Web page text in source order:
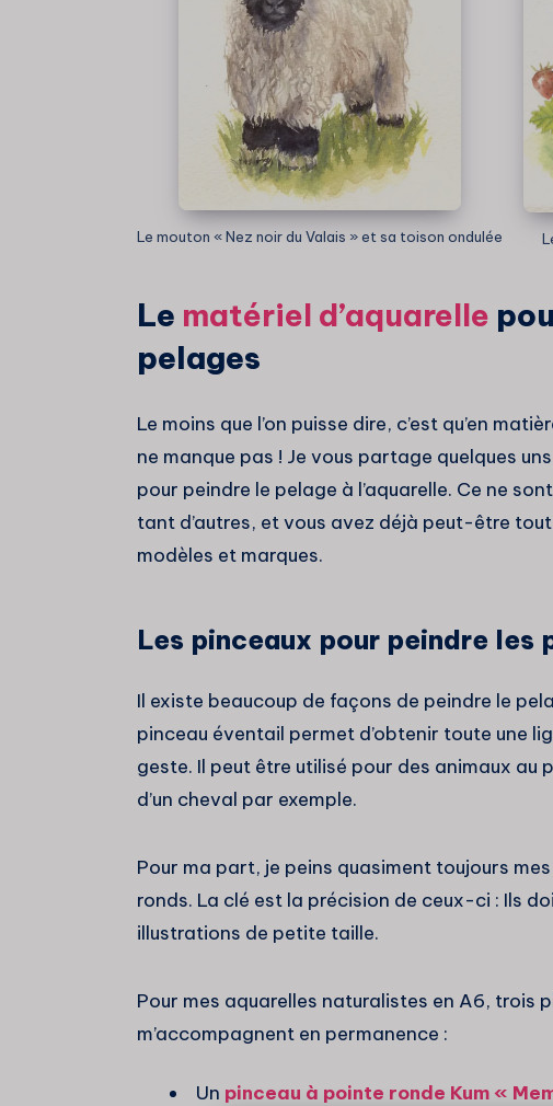
Le mouton « Nez noir du Valais » et sa toison ondulée
Le matériel d’aquarelle
pelages
Le moins que l’on puisse dire, c’est qu’en
ne manque pas ! Je vous partage quelques
pour peindre le pelage à l’aquarelle. Ce ne
tant d’autres, et vous avez déjà peut-être tout
modèles et marques.
Les pinceaux pour peindre les
Il existe beaucoup de façons de peindre le
pinceau éventail permet d’obtenir toute une
geste. Il peut être utilisé pour des animaux au
d’un cheval par exemple.
Pour ma part, je peins quasiment toujours
ronds. La clé est la précision de ceux-ci : Ils
illustrations de petite taille.
Pour mes aquarelles naturalistes en A6, trois
m’accompagnent en permanence :
Un pinceau à pointe ronde Kum «